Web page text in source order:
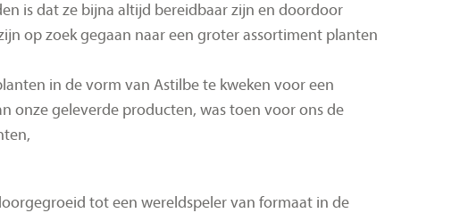
is dat ze bijna altijd bereidbaar zijn en doordoor
op zoek gegaan naar een groter assortiment planten
in de vorm van Astilbe te kweken voor een
onze geleverde producten, was toen voor ons de
tot een wereldspeler van formaat in de